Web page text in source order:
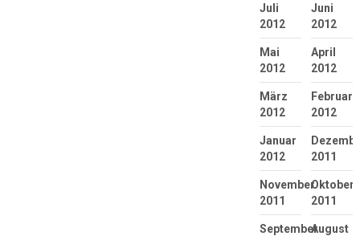
Juli
2012
Juni
2012
Mai
2012
April
2012
März
2012
Februar
2012
Januar
2012
2011
November
2011
Oktober
2011
SeptemberAugust